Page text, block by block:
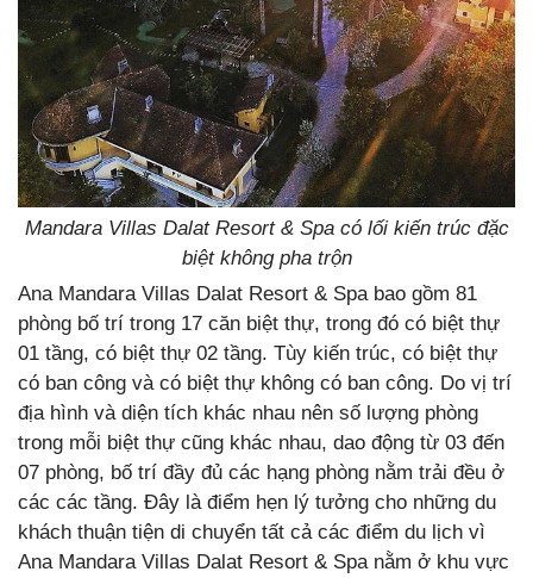
Mandara Villas Dalat Resort & Spa có lối kiến trúc đặc
biệt không pha trộn
Ana Mandara Villas Dalat Resort & Spa bao gồm 81
phòng bố trí trong 17 căn biệt thự, trong đó có biệt thự
01 tầng, có biệt thự 02 tầng. Tùy kiến trúc, có biệt thự
có ban công và có biệt thự không có ban công. Do vị trí
địa hình và diện tích khác nhau nên số lượng phòng
trong mỗi biệt thự cũng khác nhau, dao động từ 03 đến
07 phòng, bố trí đầy đủ các hạng phòng nằm trải đều ở
các các tầng. Đây là điểm hẹn lý tưởng cho những du
khách thuận tiện di chuyển tất cả các điểm du lịch vì
Ana Mandara Villas Dalat Resort & Spa nằm ở khu vực